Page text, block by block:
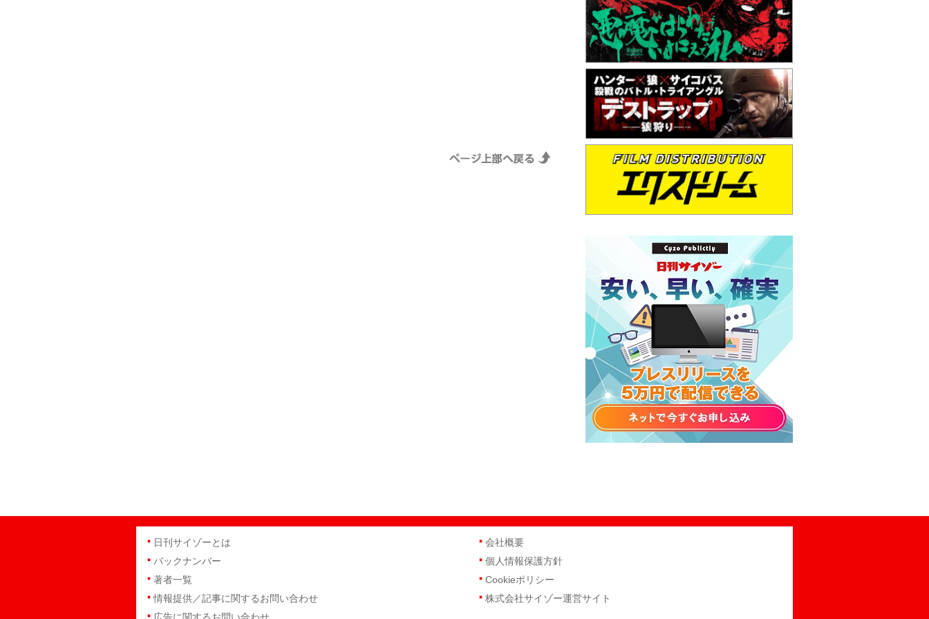
日刊サイゾーとは
バックナンバー
著者一覧
情報提供／記事に関するお問い合わせ
会社概要
個人情報保護方針
Cookieポリシー
株式会社サイゾー運営サイト